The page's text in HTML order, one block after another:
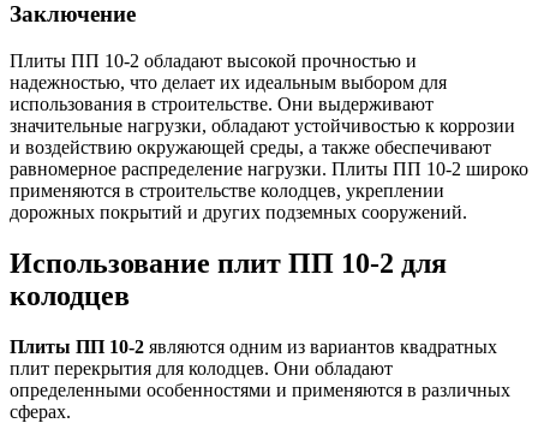
Заключение
Плиты ПП 10-2 обладают высокой прочностью и
надежностью, что делает их идеальным выбором для
использования в строительстве. Они выдерживают
значительные нагрузки, обладают устойчивостью к коррозии
и воздействию окружающей среды, а также обеспечивают
равномерное распределение нагрузки. Плиты ПП 10-2 широко
применяются в строительстве колодцев, укреплении
дорожных покрытий и других подземных сооружений.
Использование плит ПП 10-2 для
колодцев
Плиты ПП 10-2 являются одним из вариантов квадратных
плит перекрытия для колодцев. Они обладают
определенными особенностями и применяются в различных
сферах.